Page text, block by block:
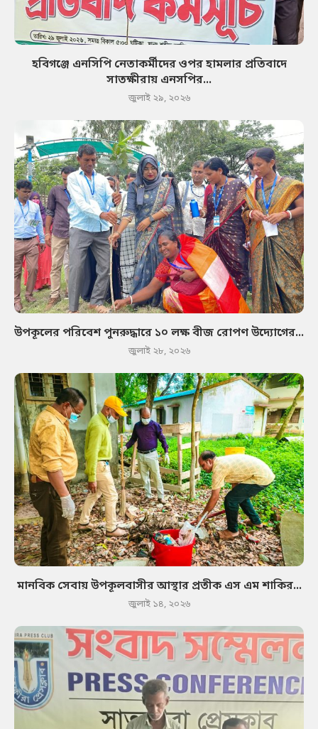
হবিগঞ্জে এনসিপি নেতাকর্মীদের ওপর হামলার প্রতিবাদে
সাতক্ষীরায় এনসপির...
জুলাই ২৯, ২০২৬
উপকূলের পরিবেশ পুনরুদ্ধারে ১০ লক্ষ বীজ রোপণ উদ্যোগের...
জুলাই ২৮, ২০২৬
মানবিক সেবায় উপকূলবাসীর আস্থার প্রতীক এস এম শাকির...
জুলাই ১৪, ২০২৬